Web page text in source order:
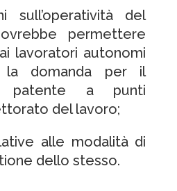
sull’operatività del
permettere
lavoratori autonomi
la domanda per il
patente a punti
del lavoro;
alle modalità di
dello stesso.